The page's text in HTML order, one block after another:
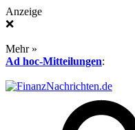
Anzeige
❌
Mehr »
Ad hoc-Mitteilungen: